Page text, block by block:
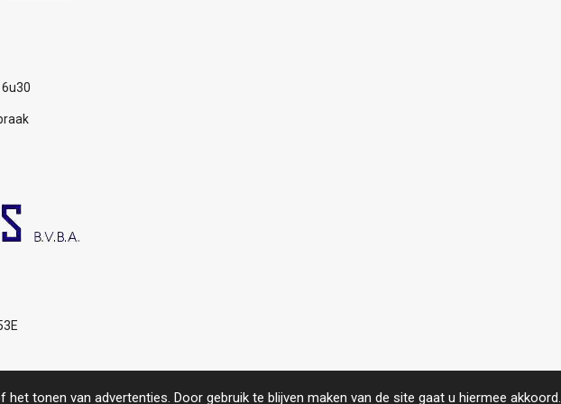
tonen van advertenties. Door gebruik te blijven maken van de site gaat u hiermee akkoord.
project. https://www.compas.be/